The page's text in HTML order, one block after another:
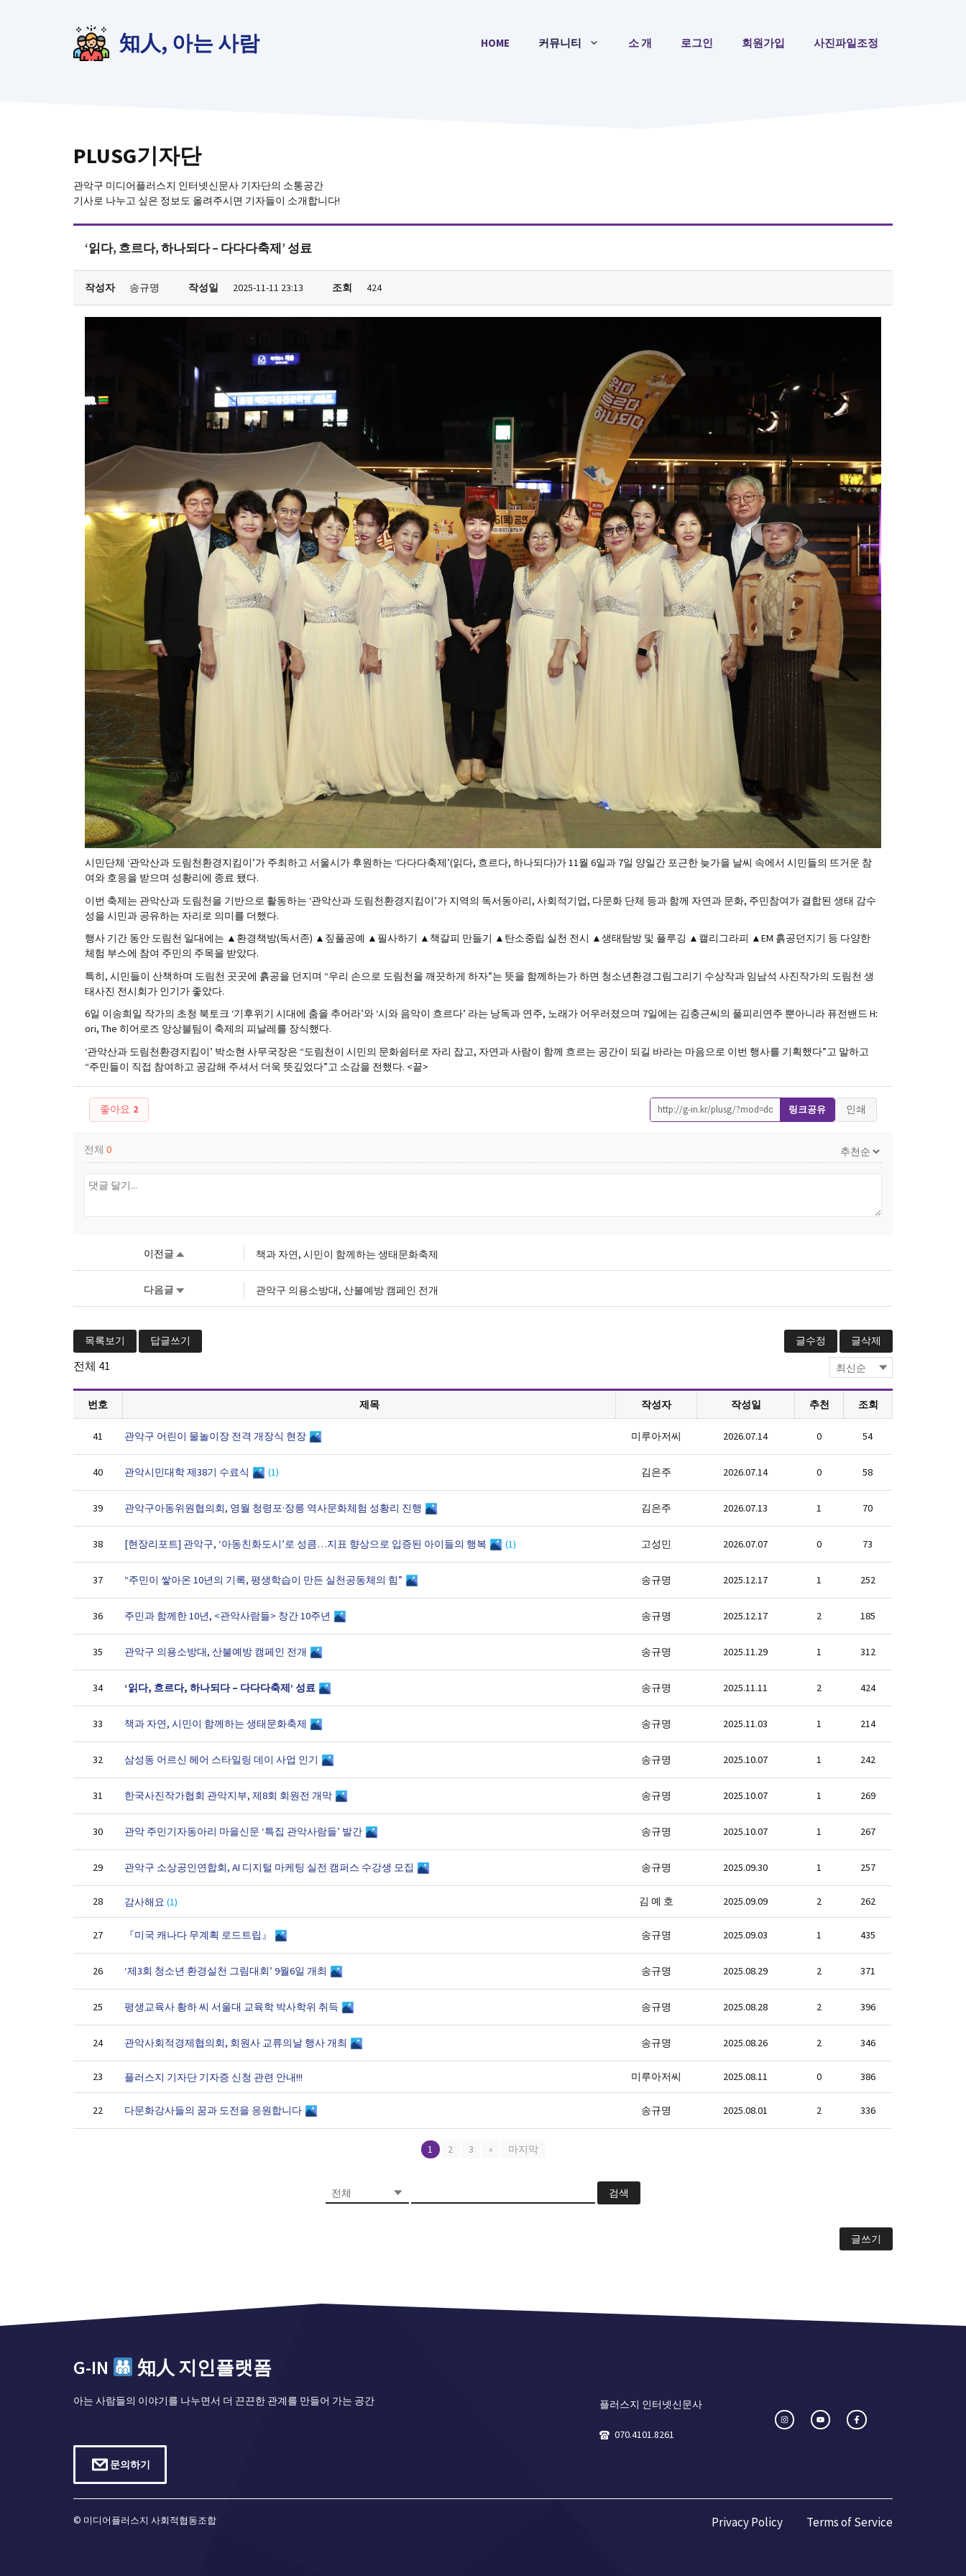
知人, 아는 사람 HOME 커뮤니티 소 개 로그인 회원가입 사진파일조정
PLUSG기자단
관악구 미디어플러스지 인터넷신문사 기자단의 소통공간
기사로 나누고 싶은 정보도 올려주시면 기자들이 소개합니다!
‘읽다, 흐르다, 하나되다 – 다다다축제’ 성료
작성자 송규명 작성일 2025-11-11 23:13 조회 424
시민단체 ‘관악산과 도림천환경지킴이’가 주최하고 서울시가 후원하는 ‘다다다축제’(읽다, 흐르다, 하나되다)가 11월 6일과 7일 양일간 포근한 늦가을 날씨 속에서 시민들의 뜨거운 참
여와 호응을 받으며 성황리에 종료 됐다.
이번 축제는 관악산과 도림천을 기반으로 활동하는 ‘관악산과 도림천환경지킴이’가 지역의 독서동아리, 사회적기업, 다문화 단체 등과 함께 자연과 문화, 주민참여가 결합된 생태 감수
성을 시민과 공유하는 자리로 의미를 더했다.
행사 기간 동안 도림천 일대에는 ▲환경책방(독서존) ▲짚풀공예 ▲필사하기 ▲책갈피 만들기 ▲탄소중립 실천 전시 ▲생태탐방 및 플루깅 ▲캘리그라피 ▲EM 흙공던지기 등 다양한
체험 부스에 참여 주민의 주목을 받았다.
특히, 시민들이 산책하며 도림천 곳곳에 흙공을 던지며 “우리 손으로 도림천을 깨끗하게 하자”는 뜻을 함께하는가 하면 청소년환경그림그리기 수상작과 임남석 사진작가의 도림천 생
태사진 전시회가 인기가 좋았다.
6일 이송희일 작가의 초청 북토크 ‘기후위기 시대에 춤을 추어라’와 ‘시와 음악이 흐르다’ 라는 낭독과 연주, 노래가 어우러졌으며 7일에는 김충근씨의 풀피리연주 뿐아니라 퓨전밴드 Hː
ori, The 히어로즈 앙상블팀이 축제의 피날레를 장식했다.
‘관악산과 도림천환경지킴이’ 박소현 사무국장은 “도림천이 시민의 문화쉼터로 자리 잡고, 자연과 사람이 함께 흐르는 공간이 되길 바라는 마음으로 이번 행사를 기획했다”고 말하고
“주민들이 직접 참여하고 공감해 주셔서 더욱 뜻깊었다”고 소감을 전했다. <끝>
좋아요 2 링크공유 인쇄
전체 0
이전글 책과 자연, 시민이 함께하는 생태문화축제
다음글 관악구 의용소방대, 산불예방 캠페인 전개
목록보기 답글쓰기 글수정 글삭제
전체 41
번호 제목 작성자 작성일 추천 조회
41 관악구 어린이 물놀이장 전격 개장식 현장 미루아저씨 2026.07.14 0 54
40 관악시민대학 제38기 수료식 (1) 김은주 2026.07.14 0 58
39 관악구아동위원협의회, 영월 청령포·장릉 역사문화체험 성황리 진행 김은주 2026.07.13 1 70
38 [현장리포트] 관악구, ‘아동친화도시’로 성큼…지표 향상으로 입증된 아이들의 행복 (1) 고성민 2026.07.07 0 73
37 “주민이 쌓아온 10년의 기록, 평생학습이 만든 실천공동체의 힘” 송규명 2025.12.17 1 252
36 주민과 함께한 10년, <관악사람들> 창간 10주년 송규명 2025.12.17 2 185
35 관악구 의용소방대, 산불예방 캠페인 전개 송규명 2025.11.29 1 312
34 ‘읽다, 흐르다, 하나되다 – 다다다축제’ 성료 송규명 2025.11.11 2 424
33 책과 자연, 시민이 함께하는 생태문화축제 송규명 2025.11.03 1 214
32 삼성동 어르신 헤어 스타일링 데이 사업 인기 송규명 2025.10.07 1 242
31 한국사진작가협회 관악지부, 제8회 회원전 개막 송규명 2025.10.07 1 269
30 관악 주민기자동아리 마을신문 ‘특집 관악사람들’ 발간 송규명 2025.10.07 1 267
29 관악구 소상공인연합회, AI 디지털 마케팅 실전 캠퍼스 수강생 모집 송규명 2025.09.30 1 257
28 감사해요(1) 김 예 호 2025.09.09 2 262
27 『미국 캐나다 무계획 로드트립』 송규명 2025.09.03 1 435
26 ‘제3회 청소년 환경실천 그림대회’ 9월6일 개최 송규명 2025.08.29 2 371
25 평생교육사 황하 씨 서울대 교육학 박사학위 취득 송규명 2025.08.28 2 396
24 관악사회적경제협의회, 회원사 교류의날 행사 개최 송규명 2025.08.26 2 346
23 플러스지 기자단 기자증 신청 관련 안내!!! 미루아저씨 2025.08.11 0 386
22 다문화강사들의 꿈과 도전을 응원합니다 송규명 2025.08.01 2 336
1 2 3 » 마지막
검색
글쓰기
G-IN 知人 지인플랫폼
아는 사람들의 이야기를 나누면서 더 끈끈한 관계를 만들어 가는 공간
문의하기
플러스지 인터넷신문사
070.4101.8261
© 미디어플러스지 사회적협동조합 Privacy Policy Terms of Service